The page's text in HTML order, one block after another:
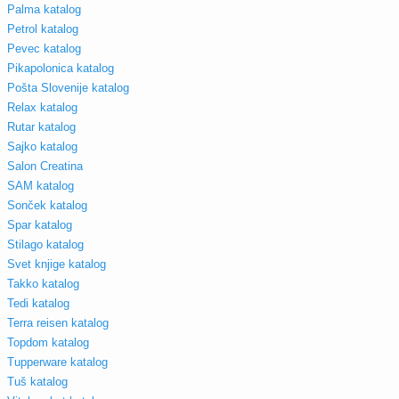
Palma katalog
Petrol katalog
Pevec katalog
Pikapolonica katalog
Pošta Slovenije katalog
Relax katalog
Rutar katalog
Sajko katalog
Salon Creatina
SAM katalog
Sonček katalog
Spar katalog
Stilago katalog
Svet knjige katalog
Takko katalog
Tedi katalog
Terra reisen katalog
Topdom katalog
Tupperware katalog
Tuš katalog